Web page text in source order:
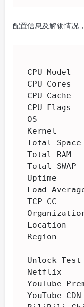
配置信息及解锁情况
CPU
CPU
CPU
CPU Flags
OS
Kernel
Total
Total RAM
Total
Uptime
Load
TCP CC
Location
Region
Unlock
Netflix
YouTube
YouTube